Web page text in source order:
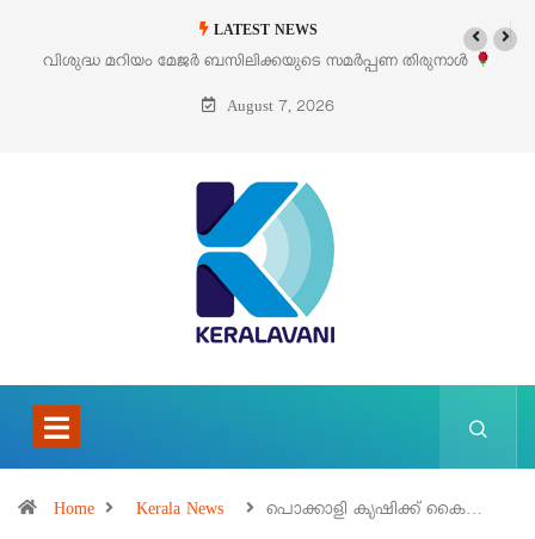
LATEST NEWS
സമർപ്പണ തിരുനാൾ
‘പെറ്റൽസ്’ ലൈഫ് സ്റ്റൈൽ
August 7, 2026
Home Kerala News പൊക്കാളി കൃഷിക്ക് കൈ…